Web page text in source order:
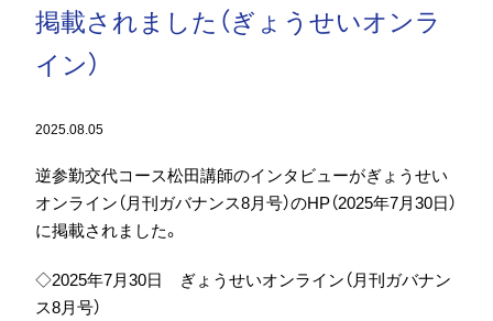
掲載されました（ぎょうせいオンラ
イン）
2025.08.05
逆参勤交代コース松田講師のインタビューがぎょうせい
オンライン（月刊ガバナンス8月号）のHP（2025年7月30日）
に掲載されました。
◇2025年7月30日 ぎょうせいオンライン（月刊ガバナン
ス8月号）